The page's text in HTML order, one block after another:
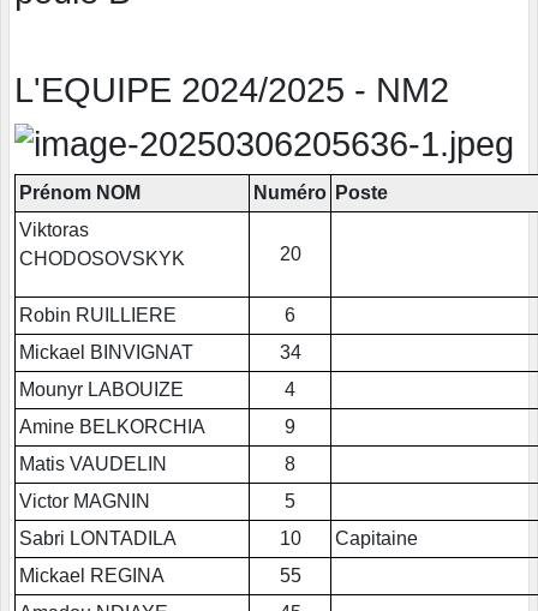
L'EQUIPE 2024/2025 - NM2
Prénom NOM Numéro Poste
Viktoras
CHODOSOVSKYK
20
Robin RUILLIERE
6
Mickael BINVIGNAT
34
Mounyr LABOUIZE
4
Amine BELKORCHIA
9
Matis VAUDELIN
8
Victor MAGNIN
5
Sabri LONTADILA
10
Capitaine
Mickael REGINA
55